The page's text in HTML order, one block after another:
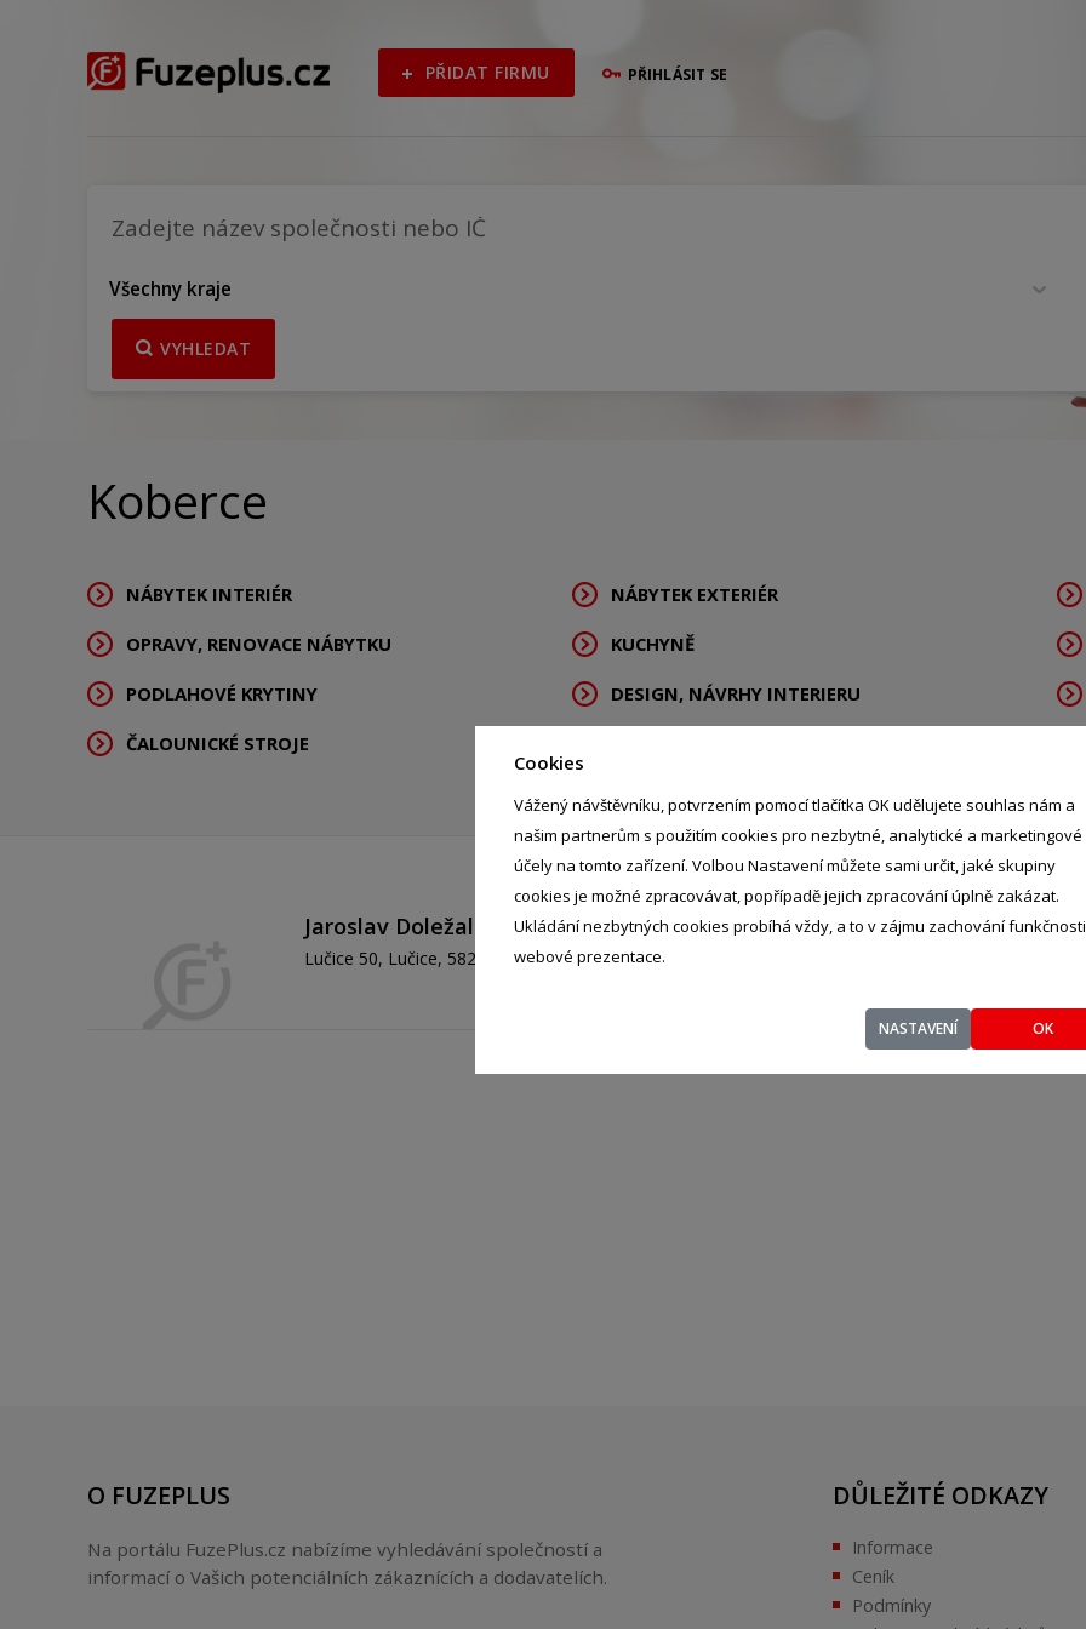
Cookies
Vážený návštěvníku, potvrzením pomocí tlačítka OK udělujete souhlas nám a
našim partnerům s použitím cookies pro nezbytné, analytické a marketingové
účely na tomto zařízení. Volbou Nastavení můžete sami určit, jaké skupiny
cookies je možné zpracovávat, popřípadě jejich zpracování úplně zakázat.
Ukládání nezbytných cookies probíhá vždy, a to v zájmu zachování funkčnosti
webové prezentace.
NASTAVENÍ OK
PŘIDAT FIRMU PŘIHLÁSIT SE
Všechny kraje
VYHLEDAT
Koberce
NÁBYTEK INTERIÉR NÁBYTEK EXTERIÉR
OPRAVY, RENOVACE NÁBYTKU KUCHYNĚ
PODLAHOVÉ KRYTINY DESIGN, NÁVRHY INTERIERU
ČALOUNICKÉ STROJE
Jaroslav Doležal - %
Lučice 50, Lučice, 58235
O FUZEPLUS
Na portálu FuzePlus.cz nabízíme vyhledávání společností a
informací o Vašich potenciálních zákaznících a dodavatelích.
DŮLEŽITÉ ODKAZY
Informace
Ceník
Podmínky